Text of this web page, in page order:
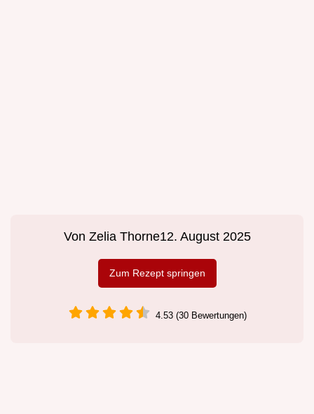
Von Zelia Thorne12. August 2025
Zum Rezept springen
4.53 (30 Bewertungen)